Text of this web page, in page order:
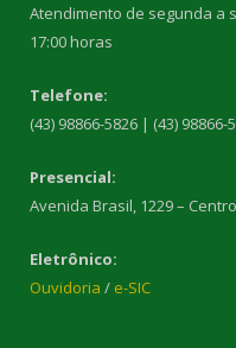
Atendimento de segunda a
17:00 horas
Telefone:
(43) 98866-5826 | (43) 98866-
Presencial:
Avenida Brasil, 1229 – Centro
Eletrônico:
Ouvidoria / e-SIC